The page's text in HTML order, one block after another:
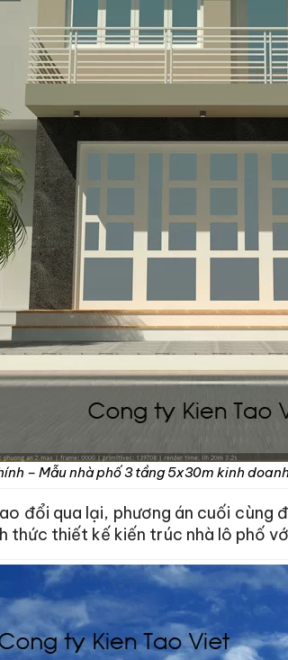
– Mẫu nhà phố 3 tầng 5x30m kinh
đổi qua lại, phương án cuối cùng
thức thiết kế kiến trúc nhà lô phố